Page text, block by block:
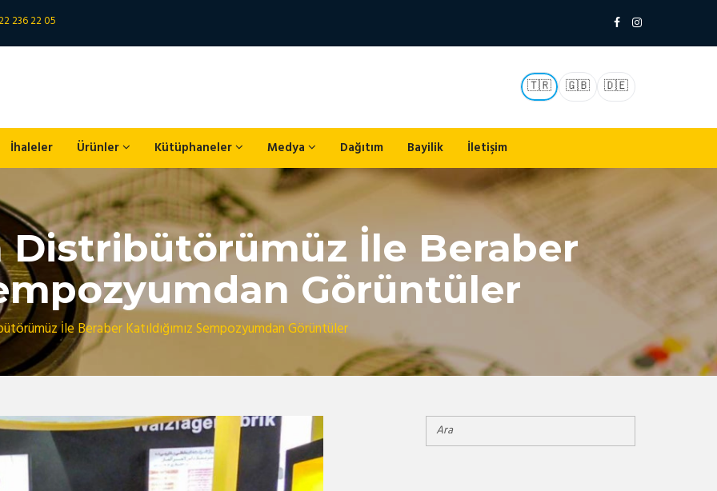
236 22 05
🇹🇷 🇬🇧 🇩🇪
İhaleler Ürünler Kütüphaneler Medya Dağıtım Bayilik İletişim
Distribütörümüz İle Beraber
Görüntüler
İle Beraber Katıldığımız Sempozyumdan Görüntüler